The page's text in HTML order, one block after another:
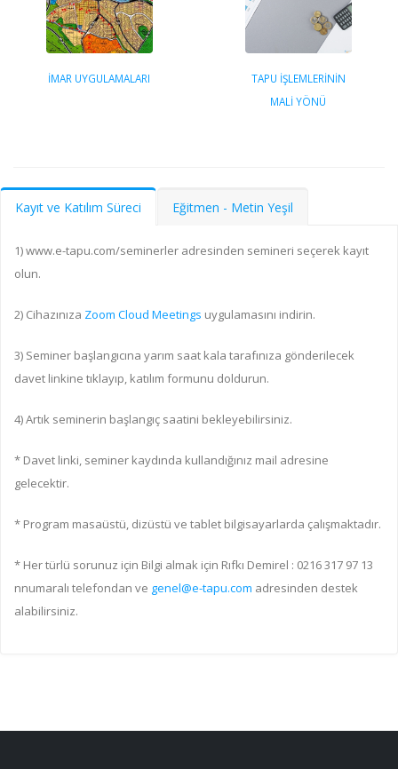
İMAR UYGULAMALARI
TAPU İŞLEMLERİNİN
MALİ YÖNÜ
Kayıt ve Katılım Süreci Eğitmen - Metin Yeşil
1) www.e-tapu.com/seminerler adresinden semineri seçerek kayıt
olun.
2) Cihazınıza Zoom Cloud Meetings uygulamasını indirin.
3) Seminer başlangıcına yarım saat kala tarafınıza gönderilecek
davet linkine tıklayıp, katılım formunu doldurun.
4) Artık seminerin başlangıç saatini bekleyebilirsiniz.
* Davet linki, seminer kaydında kullandığınız mail adresine
gelecektir.
* Program masaüstü, dizüstü ve tablet bilgisayarlarda çalışmaktadır.
* Her türlü sorunuz için Bilgi almak için Rıfkı Demirel : 0216 317 97 13
nnumaralı telefondan ve genel@e-tapu.com adresinden destek
alabilirsiniz.